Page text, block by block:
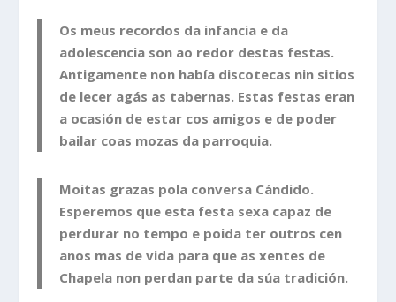
Os meus recordos da infancia e da
adolescencia son ao redor destas festas.
Antigamente non había discotecas nin sitios
de lecer agás as tabernas. Estas festas eran
a ocasión de estar cos amigos e de poder
bailar coas mozas da parroquia.
Moitas grazas pola conversa Cándido.
Esperemos que esta festa sexa capaz de
perdurar no tempo e poida ter outros cen
anos mas de vida para que as xentes de
Chapela non perdan parte da súa tradición.